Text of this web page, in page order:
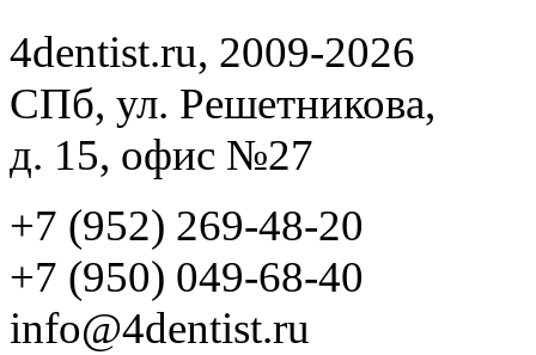
4dentist.ru, 2009-2026
СПб, ул. Решетникова,
д. 15, офис №27
+7 (952) 269-48-20
‪+7 (950) 049-68-40
info@4dentist.ru